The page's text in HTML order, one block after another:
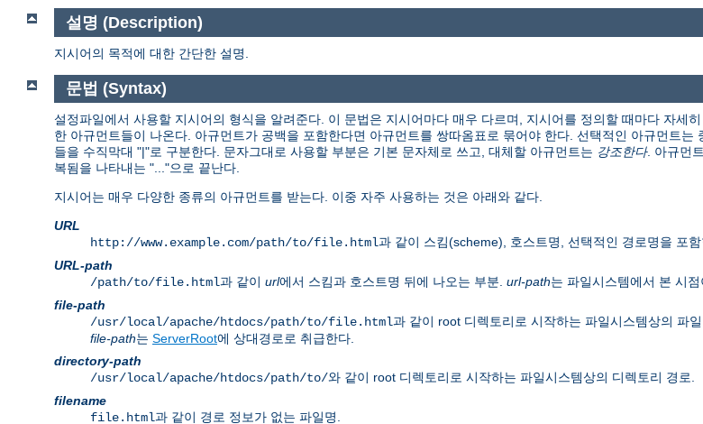
설명 (Description)
지시어의 목적에 대한 간단한 설명.
문법 (Syntax)
설정파일에서 사용할 지시어의 형식을 알려준다. 이 문법은 지시어마다 매우 다르며, 지시어를 정의할 때마다 자세
한 아규먼트들이 나온다. 아규먼트가 공백을 포함한다면 아규먼트를 쌍따옴표로 묶어야 한다. 선택적인 아규먼트
들을 수직막대 "|"로 구분한다. 문자그대로 사용할 부분은 기본 문자체로 쓰고, 대체할 아규먼트는 강조한다. 아규먼
복됨을 나타내는 "..."으로 끝난다.
지시어는 매우 다양한 종류의 아규먼트를 받는다. 이중 자주 사용하는 것은 아래와 같다.
URL
http://www.example.com/path/to/file.html과 같이 스킴(scheme), 호스트명, 선택적인 경로명을 포
URL-path
/path/to/file.html과 같이 url에서 스킴과 호스트명 뒤에 나오는 부분. url-path는 파일시스템에서 본 시
file-path
/usr/local/apache/htdocs/path/to/file.html과 같이 root 디렉토리로 시작하는 파일시스템상의 파
file-path는 ServerRoot에 상대경로로 취급한다.
directory-path
/usr/local/apache/htdocs/path/to/와 같이 root 디렉토리로 시작하는 파일시스템상의 디렉토리 경로.
filename
file.html과 같이 경로 정보가 없는 파일명.